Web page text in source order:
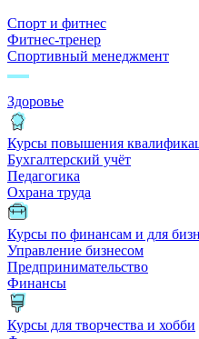
Спорт и фитнес
Фитнес-тренер
Спортивный менеджмент
Здоровье
Курсы повышения
Бухгалтерский учёт
Педагогика
Охрана труда
Курсы по финансам и для
Управление бизнесом
Предпринимательство
Финансы
Курсы для творчества и хобби